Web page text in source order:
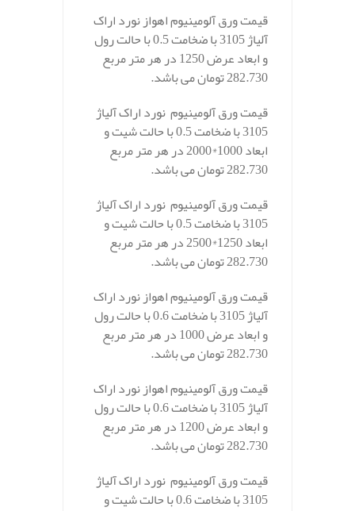
قیمت ورق آلومینیوم اهواز نورد اراک
آلیاژ 3105 با ضخامت 0.5 با حالت رول
و ابعاد عرض 1250 در هر متر مربع
282.730 تومان می باشد.
قیمت ورق آلومینیوم نورد اراک آلیاژ
3105 با ضخامت 0.5 با حالت شیت و
ابعاد 1000*2000 در هر متر مربع
282.730 تومان می باشد.
قیمت ورق آلومینیوم نورد اراک آلیاژ
3105 با ضخامت 0.5 با حالت شیت و
ابعاد 1250*2500 در هر متر مربع
282.730 تومان می باشد.
قیمت ورق آلومینیوم اهواز نورد اراک
آلیاژ 3105 با ضخامت 0.6 با حالت رول
و ابعاد عرض 1000 در هر متر مربع
282.730 تومان می باشد.
قیمت ورق آلومینیوم اهواز نورد اراک
آلیاژ 3105 با ضخامت 0.6 با حالت رول
و ابعاد عرض 1200 در هر متر مربع
282.730 تومان می باشد.
قیمت ورق آلومینیوم نورد اراک آلیاژ
3105 با ضخامت 0.6 با حالت شیت و